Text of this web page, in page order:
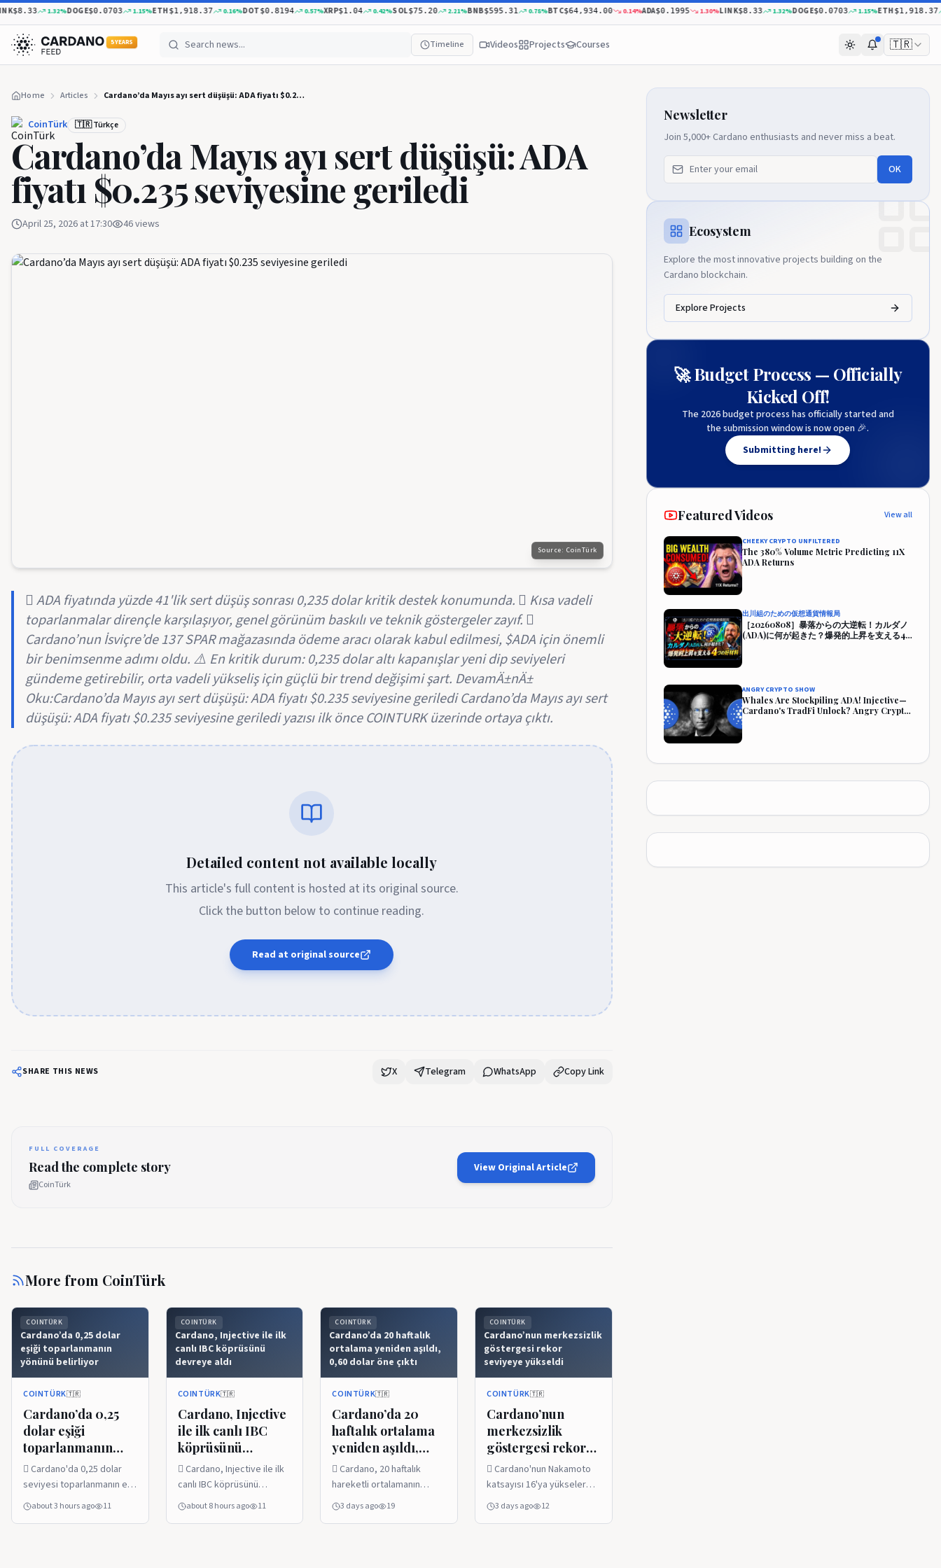
$8.33 1.32%DOGE$0.0703 1.15%ETH$1,918.37 0.16%DOT$0.8194 0.57%XRP$1.04 0.42%SOL$75.20 2.21%BNB$595.31 0.78%BTC$64,934.00 0.14%ADA$0.1995 1.30%LINK$8.33 1.32%DOGE$0.0703 1.15%ETH$1,918.37
5 YEARS Timeline Videos Projects Courses 🇹🇷
Home Articles Cardano’da Mayıs ayı sert düşüşü: ADA fiyatı $0.235 seviyesine geriledi
CoinTürk 🇹🇷 Türkçe
Cardano’da Mayıs ayı sert düşüşü: ADA
fiyatı $0.235 seviyesine geriledi
April 25, 2026 at 17:30 46views
Source: CoinTürk
 ADA fiyatında yüzde 41'lik sert düşüş sonrası 0,235 dolar kritik destek konumunda.  Kısa vadeli
toparlanmalar dirençle karşılaşıyor, genel görünüm baskılı ve teknik göstergeler zayıf. 
Cardano’nun İsviçre’de 137 SPAR mağazasında ödeme aracı olarak kabul edilmesi, $ADA için önemli
bir benimsenme adımı oldu. ⚠️ En kritik durum: 0,235 dolar altı kapanışlar yeni dip seviyeleri
gündeme getirebilir, orta vadeli yükseliş için güçlü bir trend değişimi şart. DevamÄ±nÄ±
Oku:Cardano’da Mayıs ayı sert düşüşü: ADA fiyatı $0.235 seviyesine geriledi Cardano’da Mayıs ayı sert
düşüşü: ADA fiyatı $0.235 seviyesine geriledi yazısı ilk önce COINTURK üzerinde ortaya çıktı.
Detailed content not available locally
This article's full content is hosted at its original source.
Click the button below to continue reading.
Read at original source
SHARE THIS NEWS X Telegram WhatsApp Copy Link
FULL COVERAGE
Read the complete story
CoinTürk
View Original Article
More from CoinTürk
COINTÜRK
Cardano’da 0,25 dolar
eşiği toparlanmanın
yönünü belirliyor
COINTÜRK🇹🇷
Cardano’da 0,25
dolar eşiği
toparlanmanın
yönünü belirliyor
 Cardano'da 0,25 dolar
seviyesi toparlanmanın en
kritik eşiği olarak öne çıktı.
about 3 hours ago 11
COINTÜRK
Cardano, Injective ile ilk
canlı IBC köprüsünü
devreye aldı
COINTÜRK🇹🇷
Cardano, Injective
ile ilk canlı IBC
köprüsünü
devreye aldı
 Cardano, Injective ile ilk
canlı IBC köprüsünü
devreye aldı.  ADA 0.2015
about 8 hours ago 11
COINTÜRK
Cardano’da 20 haftalık
ortalama yeniden aşıldı,
0,60 dolar öne çıktı
COINTÜRK🇹🇷
Cardano’da 20
haftalık ortalama
yeniden aşıldı,
0,60 dolar öne
çıktı
 Cardano, 20 haftalık
hareketli ortalamanın
üzerine çıkarak toparlanma
3 days ago 19
COINTÜRK
Cardano’nun merkezsizlik
göstergesi rekor
seviyeye yükseldi
COINTÜRK🇹🇷
Cardano’nun
merkezsizlik
göstergesi rekor
seviyeye yükseldi
 Cardano'nun Nakamoto
katsayısı 16'ya yükselerek
rekor kırdı.  ADA, 4
3 days ago 12
Newsletter
Join 5,000+ Cardano enthusiasts and never miss a beat.
OK
Ecosystem
Explore the most innovative projects building on the
Cardano blockchain.
Explore Projects
🚀 Budget Process — Officially
Kicked Off!
The 2026 budget process has officially started and
the submission window is now open 🎉.
Submitting here!
Featured Videos View all
CHEEKY CRYPTO UNFILTERED
The 380% Volume Metric Predicting 11X
ADA Returns
出川組のための仮想通貨情報局
［20260808］暴落からの大逆転！カルダノ
(ADA)に何が起きた？爆発的上昇を支える4
ANGRY CRYPTO SHOW
Whales Are Stockpiling ADA! Injective—
Cardano's TradFi Unlock? Angry Crypto
Reacts